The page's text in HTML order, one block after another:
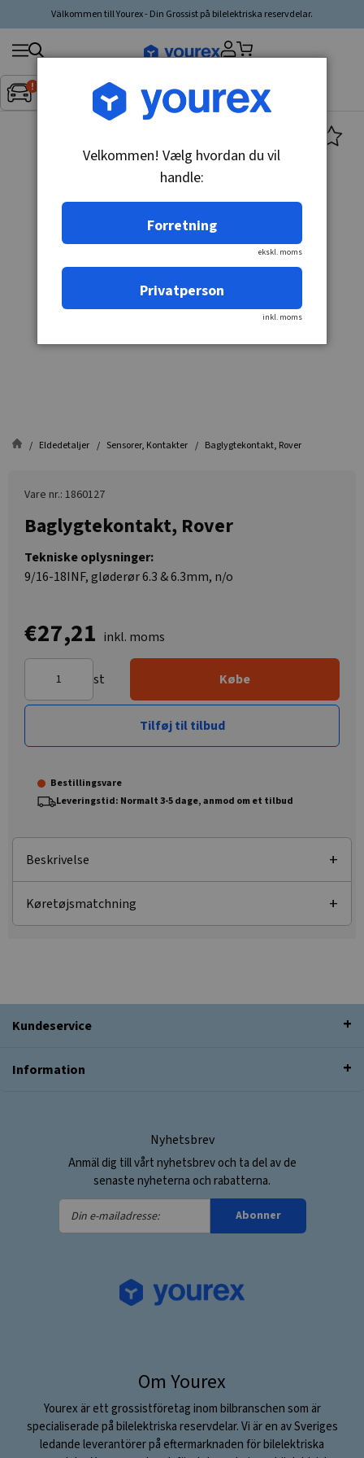
Välkommen till Yourex - Din Grossist på bilelektriska reservdelar.
Inget fordon valt▼
Søg
produkt,
producent,
Eldedetaljer Sensorer, Kontakter Baglygtekontakt, Rover
Vare nr.: 1860127
Baglygtekontakt, Rover
Tekniske oplysninger:
9/16-18INF, gløderør 6.3 & 6.3mm, n/o
€27,21 inkl. moms
st Købe
Tilføj til tilbud
Bestillingsvare
Leveringstid: Normalt 3-5 dage, anmod om et tilbud
Beskrivelse
Køretøjsmatchning
Kundeservice
Information
Nyhetsbrev
Anmäl dig till vårt nyhetsbrev och ta del av de
senaste nyheterna och rabatterna.
Din
e-
Abonner
Om Yourex
Yourex är ett grossistföretag inom bilbranschen som är
specialiserade på bilelektriska reservdelar. Vi är en av Sveriges
ledande leverantörer på eftermarknaden för bilelektriska
Velkommen! Vælg hvordan du vil
handle:
Forretning
ekskl. moms
Privatperson
inkl. moms